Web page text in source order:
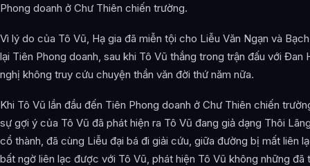
Phong doanh ở Chư Thiên chiến trường.
Vì lý do của Tô Vũ, Hạ gia đã miễn tội cho Liễu Văn Ngạn và
lại Tiên Phong doanh, sau khi Tô Vũ thắng trong trận đấu với Đan
nghị không truy cứu chuyện thần văn đời thứ năm nữa.
Khi Tô Vũ lần đầu đến Tiên Phong doanh ở Chư Thiên chiến
sự gợi ý của Tô Vũ đã phát hiện ra Tô Vũ đang giả dạng Thôi
cổ thành, đã cùng Liễu đại bá đi giải cứu, giữa đường bị mất liên
bất ngờ liên lạc được với Tô Vũ, phát hiện Tô Vũ không những đã